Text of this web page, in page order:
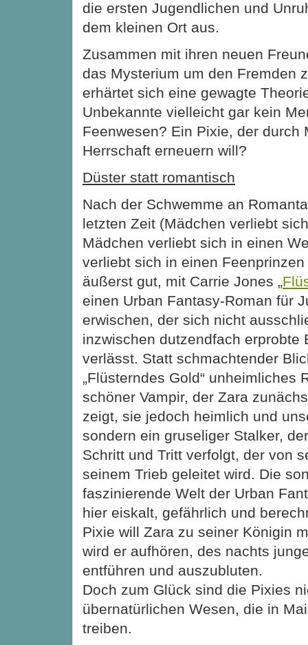
die ersten Jugendlichen und
dem kleinen Ort aus.
Zusammen mit ihren neuen
das Mysterium um den Fremden
erhärtet sich eine gewagte
Unbekannte vielleicht gar kein
Feenwesen? Ein Pixie, der durch
Herrschaft erneuern will?
Düster statt romantisch
Nach der Schwemme an
letzten Zeit (Mädchen verliebt
Mädchen verliebt sich in einen
verliebt sich in einen
äußerst gut, mit Carrie Jones „
einen Urban Fantasy-Roman für
erwischen, der sich nicht
inzwischen dutzendfach erprobte
verlässt. Statt schmachtender
„Flüsterndes Gold“ unheimliches
schöner Vampir, der Zara
zeigt, sie jedoch heimlich und
sondern ein gruseliger Stalker,
Schritt und Tritt verfolgt, der von
seinem Trieb geleitet wird. Die
faszinierende Welt der Urban
hier eiskalt, gefährlich und
Pixie will Zara zu seiner Königin
wird er aufhören, des nachts
entführen und auszubluten.
Doch zum Glück sind die Pixies
übernatürlichen Wesen, die in
treiben.